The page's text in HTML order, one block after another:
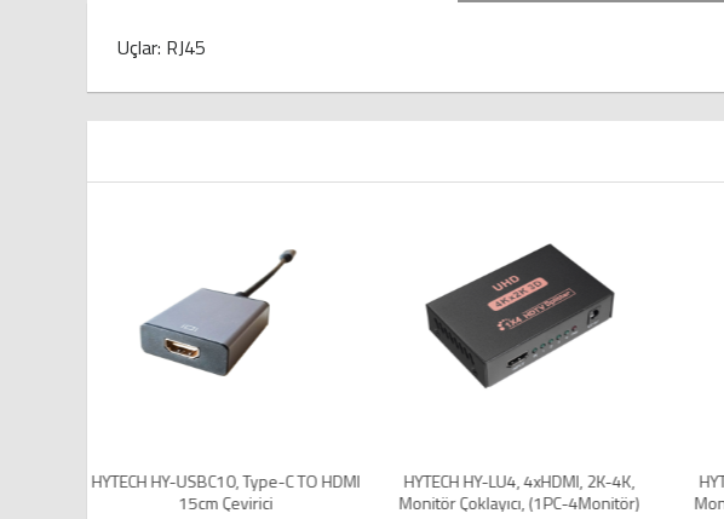
Uçlar: RJ45
HYTECH HY-USBC10, Type-C TO HDMI
15cm Çevirici
HYTECH HY-LU4, 4xHDMI, 2K-4K,
Monitör Çoklayıcı, (1PC-4Monitör)